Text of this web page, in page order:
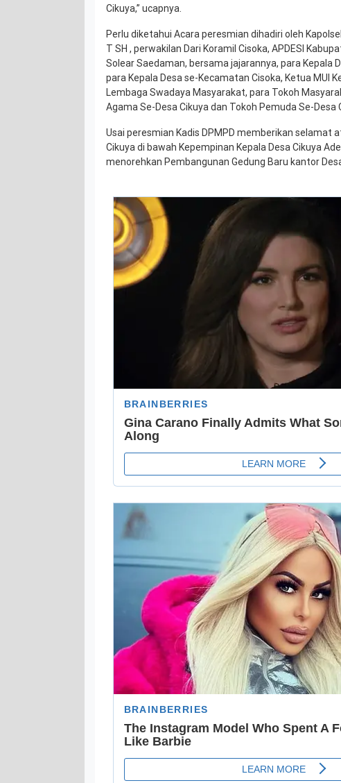
Cikuya,” ucapnya.
Perlu diketahui Acara peresmian dihadiri oleh
T SH , perwakilan Dari Koramil Cisoka, APDESI
Solear Saedaman, bersama jajarannya, para Kepala
para Kepala Desa se-Kecamatan Cisoka, Ketua MUI
Lembaga Swadaya Masyarakat, para Tokoh
Agama Se-Desa Cikuya dan Tokoh Pemuda Se-Desa
Usai peresmian Kadis DPMPD memberikan selamat
Cikuya di bawah Kepempinan Kepala Desa Cikuya
menorehkan Pembangunan Gedung Baru kantor